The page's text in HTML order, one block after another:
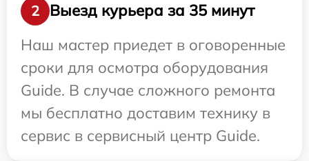
2
Выезд курьера за 35 минут
Наш мастер приедет в оговоренные
сроки для осмотра оборудования
Guide. В случае сложного ремонта
мы бесплатно доставим технику в
сервис в сервисный центр Guide.